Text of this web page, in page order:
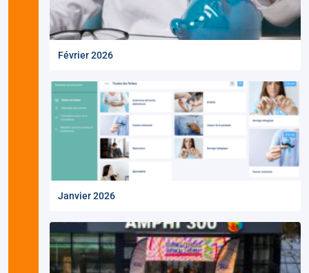
Février 2026
Janvier 2026